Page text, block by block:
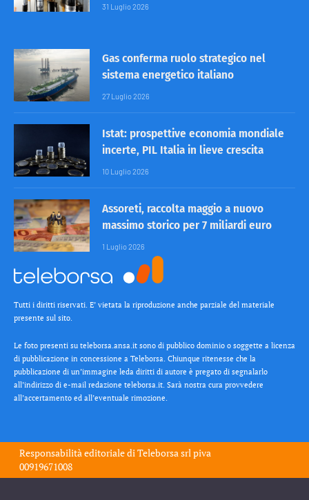
31 Luglio 2026
Gas conferma ruolo strategico nel
sistema energetico italiano
27 Luglio 2026
Istat: prospettive economia mondiale
incerte, PIL Italia in lieve crescita
10 Luglio 2026
Assoreti, raccolta maggio a nuovo
massimo storico per 7 miliardi euro
1 Luglio 2026
Tutti i diritti riservati. E’ vietata la riproduzione anche parziale del materiale
presente sul sito.
Le foto presenti su teleborsa.ansa.it sono di pubblico dominio o soggette a licenza
di pubblicazione in concessione a Teleborsa. Chiunque ritenesse che la
pubblicazione di un’immagine leda diritti di autore è pregato di segnalarlo
all’indirizzo di e-mail redazione teleborsa.it. Sarà nostra cura provvedere
all’accertamento ed all’eventuale rimozione.
Responsabilità editoriale diTeleborsa srlpiva
00919671008